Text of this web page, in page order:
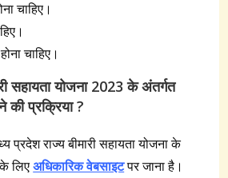
चाहिए।
चाहिए।
सहायता योजना 2023 के अंतर्गत
प्रक्रिया ?
राज्य बीमारी सहायता योजना के
लिएअधिकारिक वेबसाइटपर जाना है।